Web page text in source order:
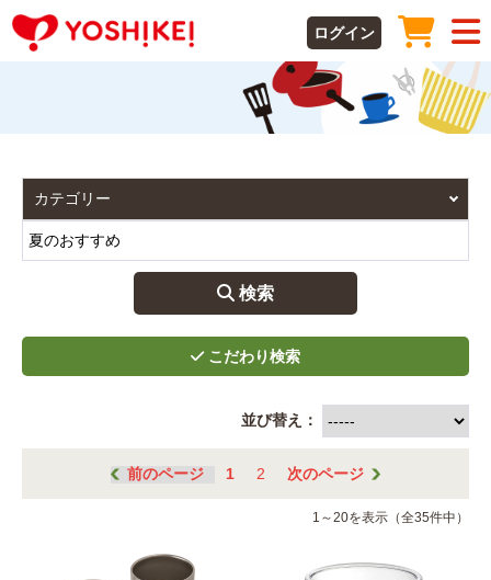
ログイン
 検索
並び替え：
前のページ 1 2 次のページ
1～20を表示（全35件中）